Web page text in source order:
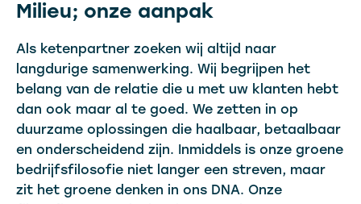
Milieu; onze aanpak
Als ketenpartner zoeken wij altijd naar
langdurige samenwerking. Wij begrijpen het
belang van de relatie die u met uw klanten hebt
dan ook maar al te goed. We zetten in op
duurzame oplossingen die haalbaar, betaalbaar
en onderscheidend zijn. Inmiddels is onze groene
bedrijfsfilosofie niet langer een streven, maar
zit het groene denken in ons DNA. Onze